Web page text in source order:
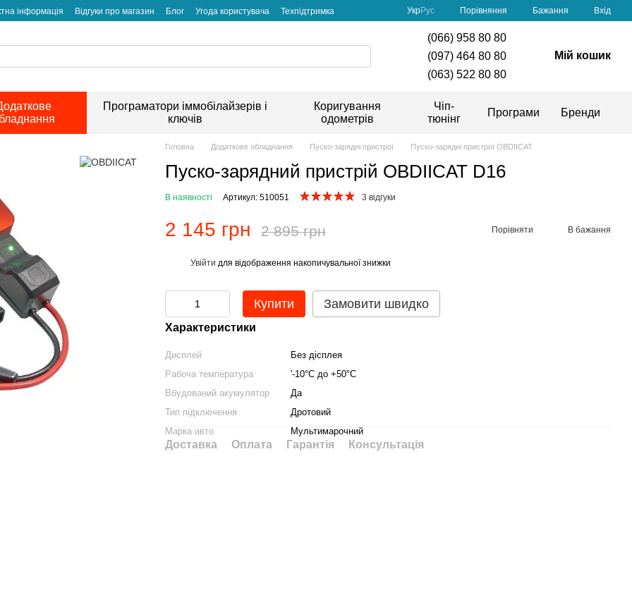
інформація Відгуки про магазин Блог Угода користувача Техпідтримка УкрРус Порівняння Бажання Вхід
(066) 958 80 80
(097) 464 80 80
(063) 522 80 80
Мій кошик
Програматори іммобілайзерів і
ключів
Коригування
одометрів
Чіп-
тюнінг
Програми Бренди
Головна Додаткове обладнання Пуско-зарядні пристрої Пуско-зарядні пристрої OBDIICAT
Пуско-зарядний пристрій OBDIICAT D16
В наявності Артикул: 510051 3 відгуки
2 145 грн 2 895 грн Порівняти В бажання
Увійти для відображення накопичувальної знижки
Купити Замовити швидко
Характеристики
Дисплей
Без дісплея
Рабоча температура
'-10°С до +50°С
Вбудований акумулятор
Да
Тип підключення
Дротовий
Марка авто
Мультимарочний
Доставка Оплата Гарантія Консультація